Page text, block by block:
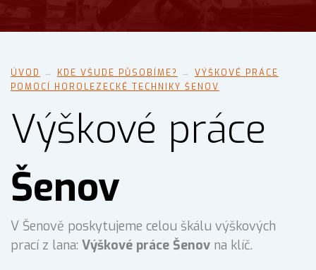
ÚVOD → KDE VŠUDE PŮSOBÍME? → VÝŠKOVÉ PRÁCE
POMOCÍ HOROLEZECKÉ TECHNIKY ŠENOV
Výškové práce
Šenov
V Šenově poskytujeme celou škálu výškových
prací z lana: Výškové práce Šenov na klíč.